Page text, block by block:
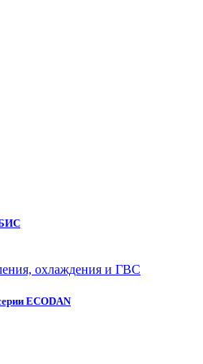
БИС
охлаждения и ГВС
ECODAN